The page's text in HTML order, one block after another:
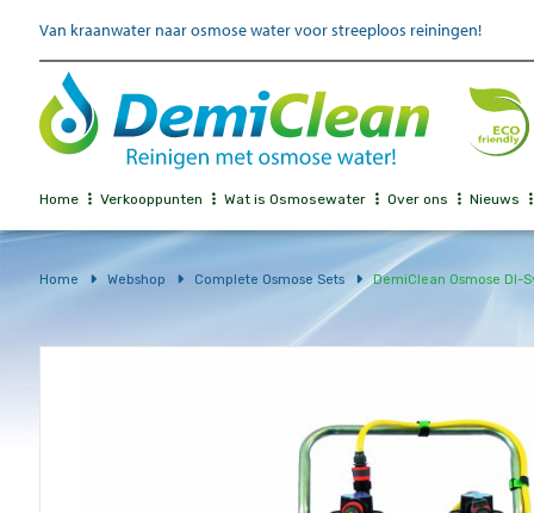
Van kraanwater naar osmose water voor streeploos reiningen!
Home Verkooppunten Wat is Osmosewater Over ons Nieuws
Home Webshop Complete Osmose Sets DemiClean Osmose DI-